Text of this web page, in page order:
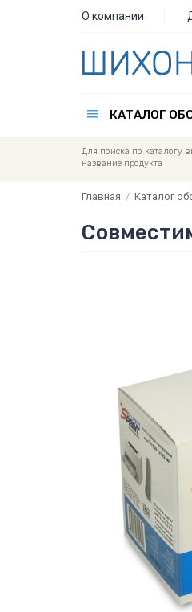
О компании
КАТАЛОГ
Для поиска по каталогу
название продукта
Главная / Каталог